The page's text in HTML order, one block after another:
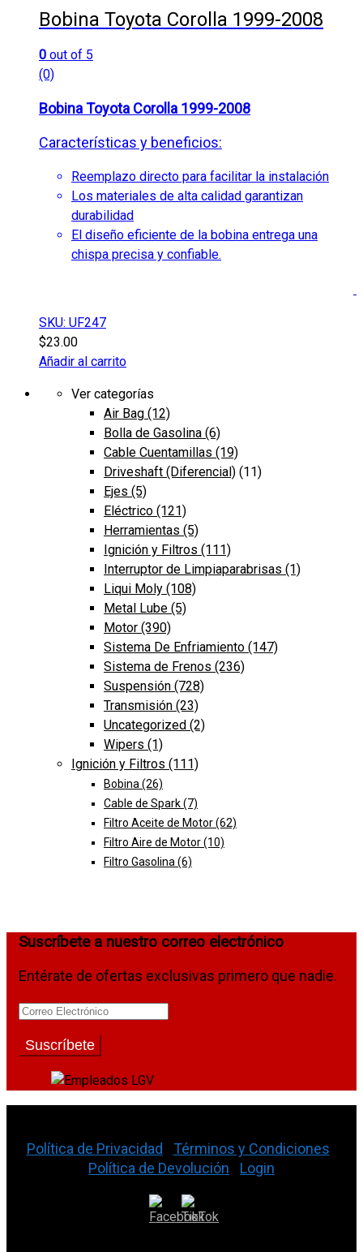
opciones
se
pueden
elegir
en
la
de
Bobina Toyota Corolla 1999-2008
0 out of 5
(0)
Bobina Toyota Corolla 1999-2008
Características y beneficios:
Reemplazo directo para facilitar la instalación
Los materiales de alta calidad garantizan
durabilidad
El diseño eficiente de la bobina entrega una
chispa precisa y confiable.
SKU: UF247
$23.00
Añadir al carrito
Ver categorías
Air Bag (12)
Bolla de Gasolina (6)
Cable Cuentamillas (19)
Driveshaft (Diferencial) (11)
Ejes (5)
Eléctrico (121)
Herramientas (5)
Ignición y Filtros (111)
Interruptor de Limpiaparabrisas (1)
Liqui Moly (108)
Metal Lube (5)
Motor (390)
Sistema De Enfriamiento (147)
Sistema de Frenos (236)
Suspensión (728)
Transmisión (23)
Uncategorized (2)
Wipers (1)
Ignición y Filtros (111)
Bobina (26)
Cable de Spark(7)
Filtro Aceite de Motor(62)
Filtro Aire de Motor(10)
Filtro Gasolina (6)
Suscríbete a nuestro correo electrónico
Entérate de ofertas exclusivas primero que nadie.
Política de Privacidad
Términos y Condiciones
Política de Devolución
Login